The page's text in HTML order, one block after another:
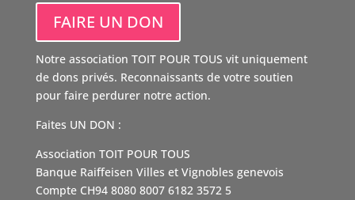
FAIRE UN DON
Notre association TOIT POUR TOUS vit uniquement
de dons privés. Reconnaissants de votre soutien
pour faire perdurer notre action.
Faites UN DON :
Association TOIT POUR TOUS
Banque Raiffeisen Villes et Vignobles genevois
Compte CH94 8080 8007 6182 3572 5